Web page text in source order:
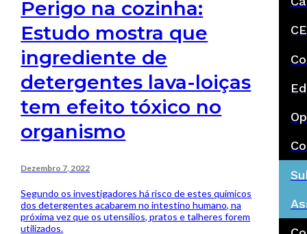
Perigo na cozinha:
Estudo mostra que
ingrediente de
detergentes lava-loiças
tem efeito tóxico no
organismo
Dezembro 7, 2022
Segundo os investigadores há risco de estes químicos
dos detergentes acabarem no intestino humano, na
próxima vez que os utensílios, pratos e talheres forem
utilizados.